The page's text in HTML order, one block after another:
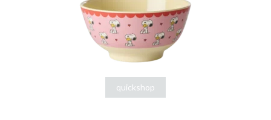
quickshop